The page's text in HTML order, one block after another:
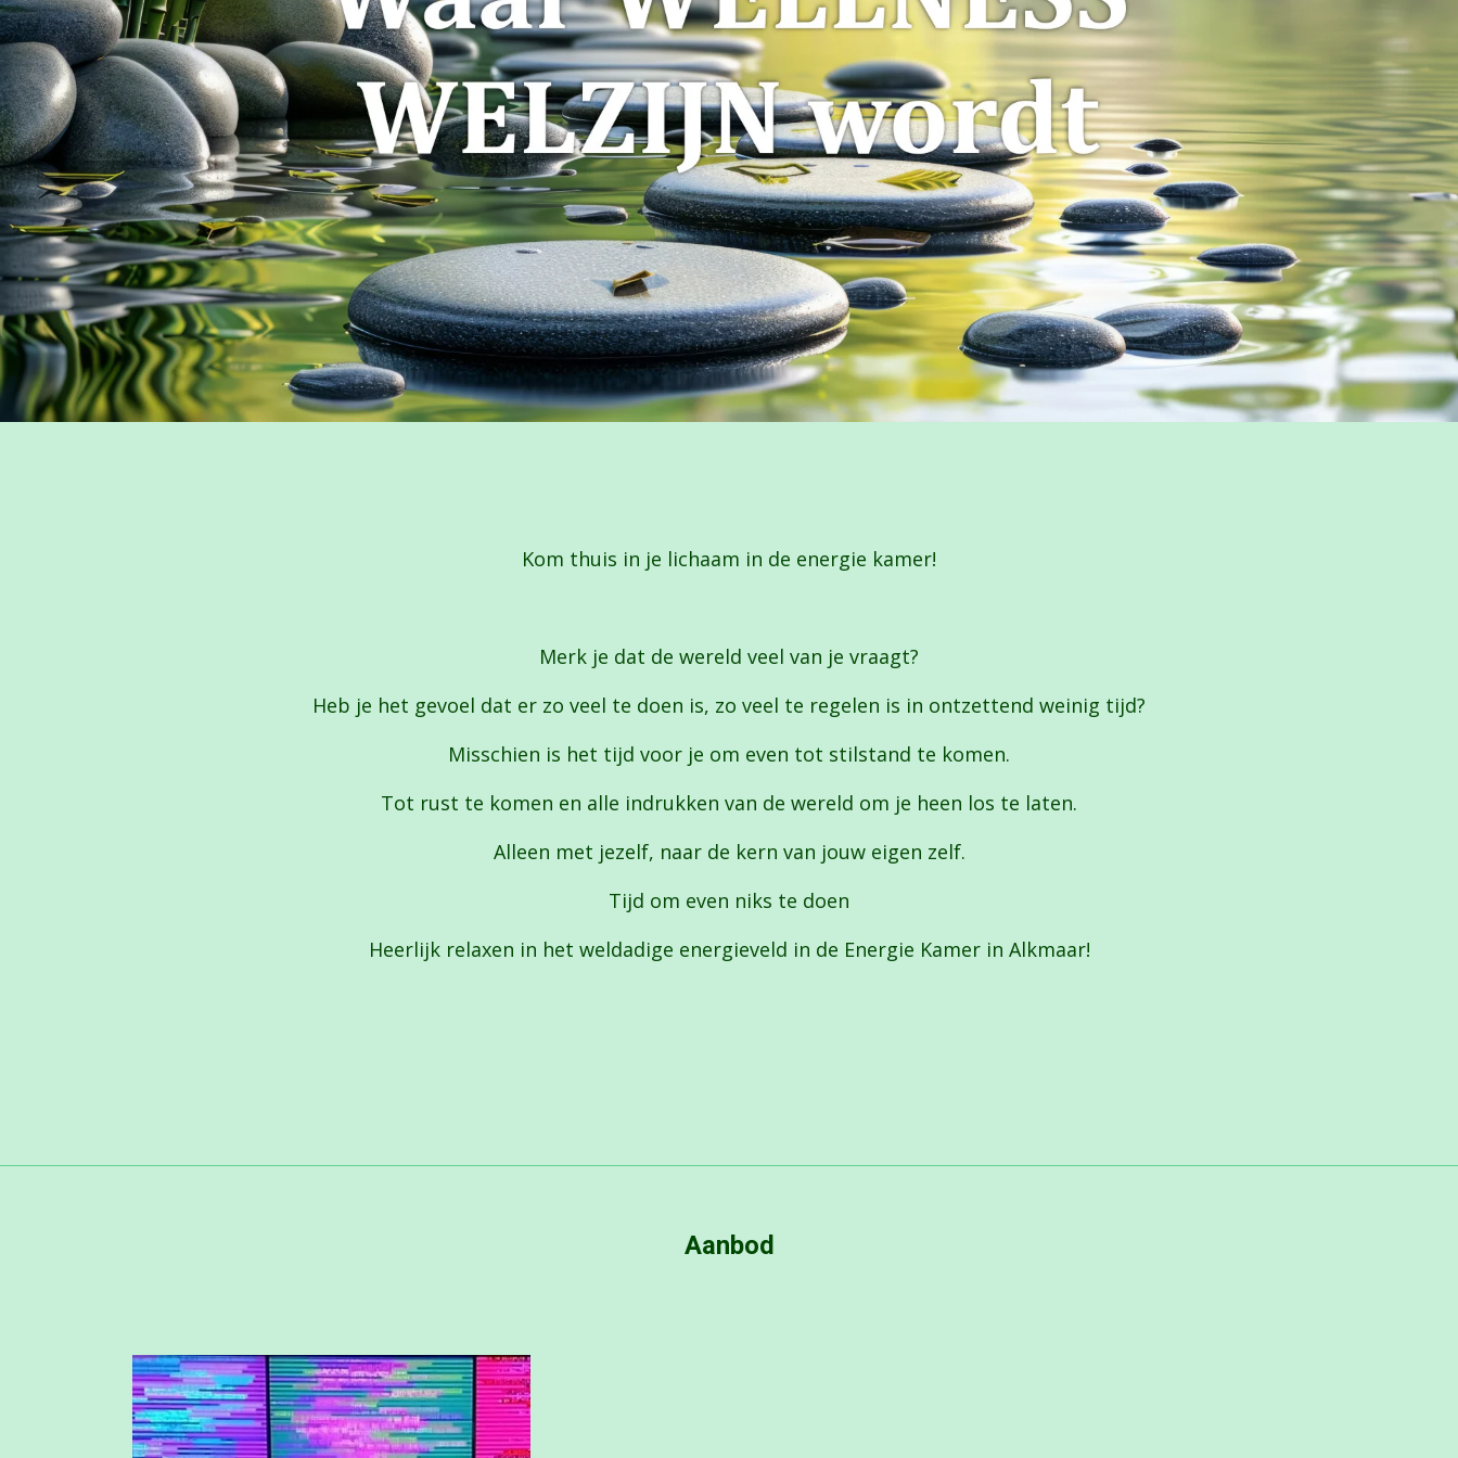
Kom thuis in je lichaam in de energie kamer!
Merk je dat de wereld veel van je vraagt?
Heb je het gevoel dat er zo veel te doen is, zo veel te regelen is in ontzettend weinig tijd?
Misschien is het tijd voor je om even tot stilstand te komen.
Tot rust te komen en alle indrukken van de wereld om je heen los te laten.
Alleen met jezelf, naar de kern van jouw eigen zelf.
Tijd om even niks te doen
Heerlijk relaxen in het weldadige energieveld in de Energie Kamer in Alkmaar!
Aanbod